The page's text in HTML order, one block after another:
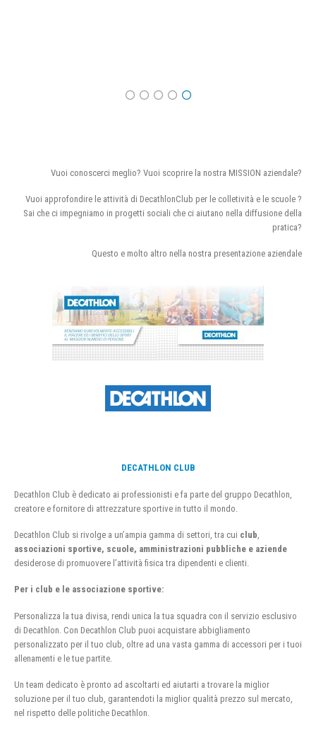
Vuoi conoscerci meglio? Vuoi scoprire la nostra MISSION aziendale?
Vuoi approfondire le attività di DecathlonClub per le colletività e le scuole ?
Sai che ci impegniamo in progetti sociali che ci aiutano nella diffusione della
pratica?
Questo e molto altro nella nostra presentazione aziendale
DECATHLON CLUB
Decathlon Club è dedicato ai professionisti e fa parte del gruppo Decathlon,
creatore e fornitore di attrezzature sportive in tutto il mondo.
Decathlon Club si rivolge a un’ampia gamma di settori, tra cui club
associazioni sportive, scuole, amministrazioni pubbliche e aziende
desiderose di promuovere l’attività fisica tra dipendenti e clienti.
Per i club e le associazione sportive:
Personalizza la tua divisa, rendi unica la tua squadra con il servizio esclusivo
di Decathlon. Con Decathlon Club puoi acquistare abbigliamento
personalizzato per il tuo club, oltre ad una vasta gamma di accessori per i tuoi
allenamenti e le tue partite.
Un team dedicato è pronto ad ascoltarti ed aiutarti a trovare la miglior
soluzione per il tuo club, garantendoti la miglior qualità prezzo sul mercato,
nel rispetto delle politiche Decathlon.